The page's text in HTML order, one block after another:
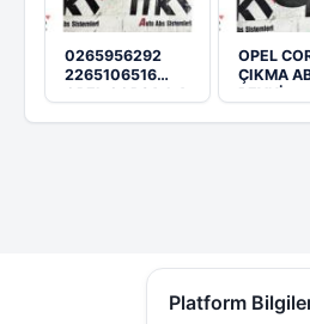
0265956292
2265106516
OPEL CORSA 1.4
OPEL
ÇIKMA
Platform